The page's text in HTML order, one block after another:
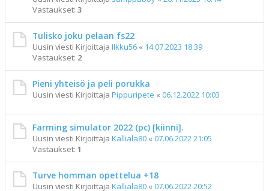
Vastaukset: 3
Tulisko joku pelaan fs22
Uusin viesti Kirjoittaja Ilkku56 « 14.07.2023 18:39
Vastaukset: 2
Pieni yhteisö ja peli porukka
Uusin viesti Kirjoittaja Pippuripete « 06.12.2022 10:03
Farming simulator 2022 (pc) [kiinni].
Uusin viesti Kirjoittaja Kalliala80 « 07.06.2022 21:05
Vastaukset: 1
Turve homman opettelua +18
Uusin viesti Kirjoittaja Kalliala80 « 07.06.2022 20:52